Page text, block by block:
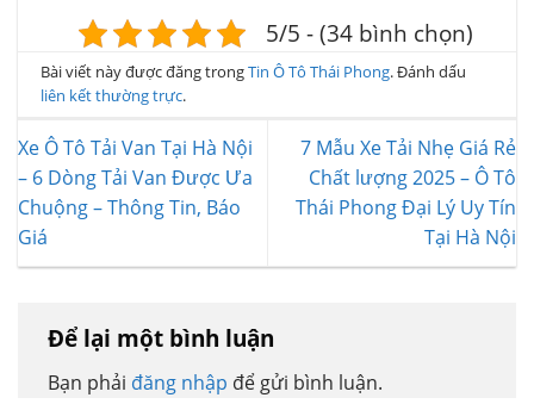
5/5 - (34 bình chọn)
Bài viết này được đăng trongTin Ô Tô Thái Phong. Đánh dấu
liên kết thường trực.
Xe Ô Tô Tải Van Tại Hà Nội
– 6 Dòng Tải Van Được Ưa
Chuộng – Thông Tin, Báo
Giá
7 Mẫu Xe Tải Nhẹ Giá Rẻ
Chất lượng 2025 – Ô Tô
Thái Phong Đại Lý Uy Tín
Tại Hà Nội
Để lại một bình luận
Bạn phải đăng nhập để gửi bình luận.